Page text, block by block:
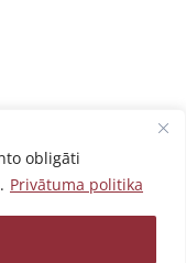
obligāti
Privātuma politika